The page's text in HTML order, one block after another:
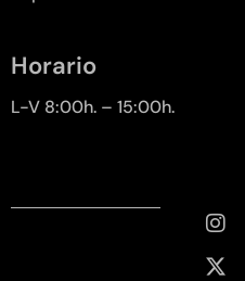
Horario
L-V 8:00h. – 15:00h.